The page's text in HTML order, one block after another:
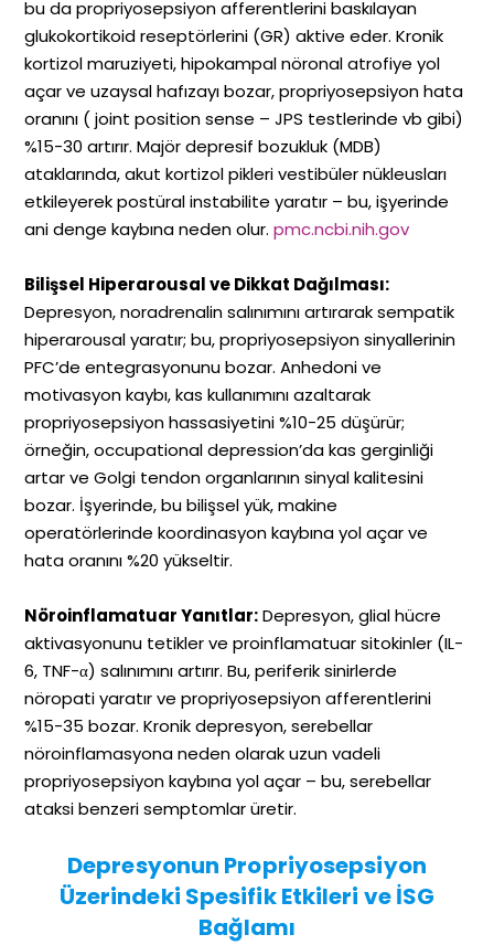
bu da propriyosepsiyon afferentlerini baskılayan
glukokortikoid reseptörlerini (GR) aktive eder. Kronik
kortizol maruziyeti, hipokampal nöronal atrofiye yol
açar ve uzaysal hafızayı bozar, propriyosepsiyon hata
oranını ( joint position sense – JPS testlerinde vb gibi)
%15-30 artırır. Majör depresif bozukluk (MDB)
ataklarında, akut kortizol pikleri vestibüler nükleusları
etkileyerek postüral instabilite yaratır – bu, işyerinde
ani denge kaybına neden olur.pmc.ncbi.nih.gov
Bilişsel Hiperarousal ve Dikkat Dağılması:
Depresyon, noradrenalin salınımını artırarak sempatik
hiperarousal yaratır; bu, propriyosepsiyon sinyallerinin
PFC’de entegrasyonunu bozar. Anhedoni ve
motivasyon kaybı, kas kullanımını azaltarak
propriyosepsiyon hassasiyetini %10-25 düşürür;
örneğin, occupational depression’da kas gerginliği
artar ve Golgi tendon organlarının sinyal kalitesini
bozar. İşyerinde, bu bilişsel yük, makine
operatörlerinde koordinasyon kaybına yol açar ve
hata oranını %20 yükseltir.
Nöroinflamatuar Yanıtlar:Depresyon, glial hücre
aktivasyonunu tetikler ve proinflamatuar sitokinler (IL-
6, TNF-α) salınımını artırır. Bu, periferik sinirlerde
nöropati yaratır ve propriyosepsiyon afferentlerini
%15-35 bozar. Kronik depresyon, serebellar
nöroinflamasyona neden olarak uzun vadeli
propriyosepsiyon kaybına yol açar – bu, serebellar
ataksi benzeri semptomlar üretir.
Depresyonun Propriyosepsiyon
Üzerindeki Spesifik Etkileri ve İSG
Bağlamı